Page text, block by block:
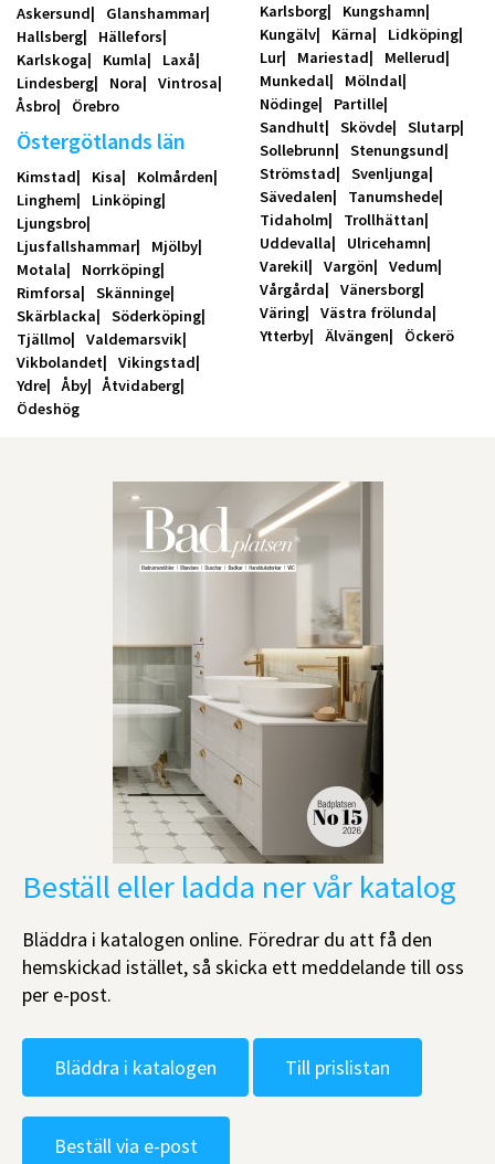
Askersund
Glanshammar
Hallsberg
Hällefors
Karlskoga
Kumla
Laxå
Lindesberg
Nora
Vintrosa
Åsbro
Örebro
Östergötlands län
Kimstad Kisa
Kolmården
Linghem
Linköping
Ljungsbro
Ljusfallshammar
Mjölby
Motala
Norrköping
Rimforsa
Skänninge
Skärblacka
Söderköping
Tjällmo
Valdemarsvik
Vikbolandet
Vikingstad
Ydre
Åby
Åtvidaberg
Ödeshög
Karlsborg
Kungshamn
Kungälv
Kärna
Lidköping
Lur
Mariestad
Mellerud
Munkedal
Mölndal
Nödinge
Partille
Sandhult
Skövde
Slutarp
Sollebrunn
Stenungsund
Strömstad
Svenljunga
Sävedalen
Tanumshede
Tidaholm
Trollhättan
Uddevalla
Ulricehamn
Varekil
Vargön
Vedum
Vårgårda
Vänersborg
Väring
Västra frölunda
Ytterby
Älvängen Öckerö
Beställ eller ladda ner vår katalog
Bläddra i katalogen online. Föredrar du att få den
hemskickad istället, så skicka ett meddelande till oss
per e-post.
Bläddra i katalogen Till prislistan
Beställ via e-post